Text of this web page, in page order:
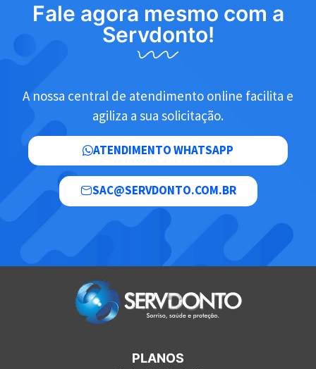
Fale agora mesmo com a
Servdonto!
A nossa central de atendimento online facilita e
agiliza a sua solicitação.
ATENDIMENTO WHATSAPP
SAC@SERVDONTO.COM.BR
PLANOS